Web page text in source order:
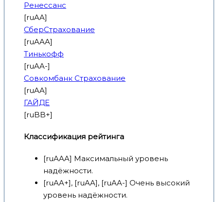
Ренессанс
[ruAA]
СберСтрахование
[ruAAA]
Тинькофф
[ruAA-]
Совкомбанк Страхование
[ruAA]
ГАЙДЕ
[ruBB+]
Классификация рейтинга
[ruAAA] Максимальный уровень
надёжности.
[ruAA+], [ruAA], [ruAA-] Очень высокий
уровень надёжности.